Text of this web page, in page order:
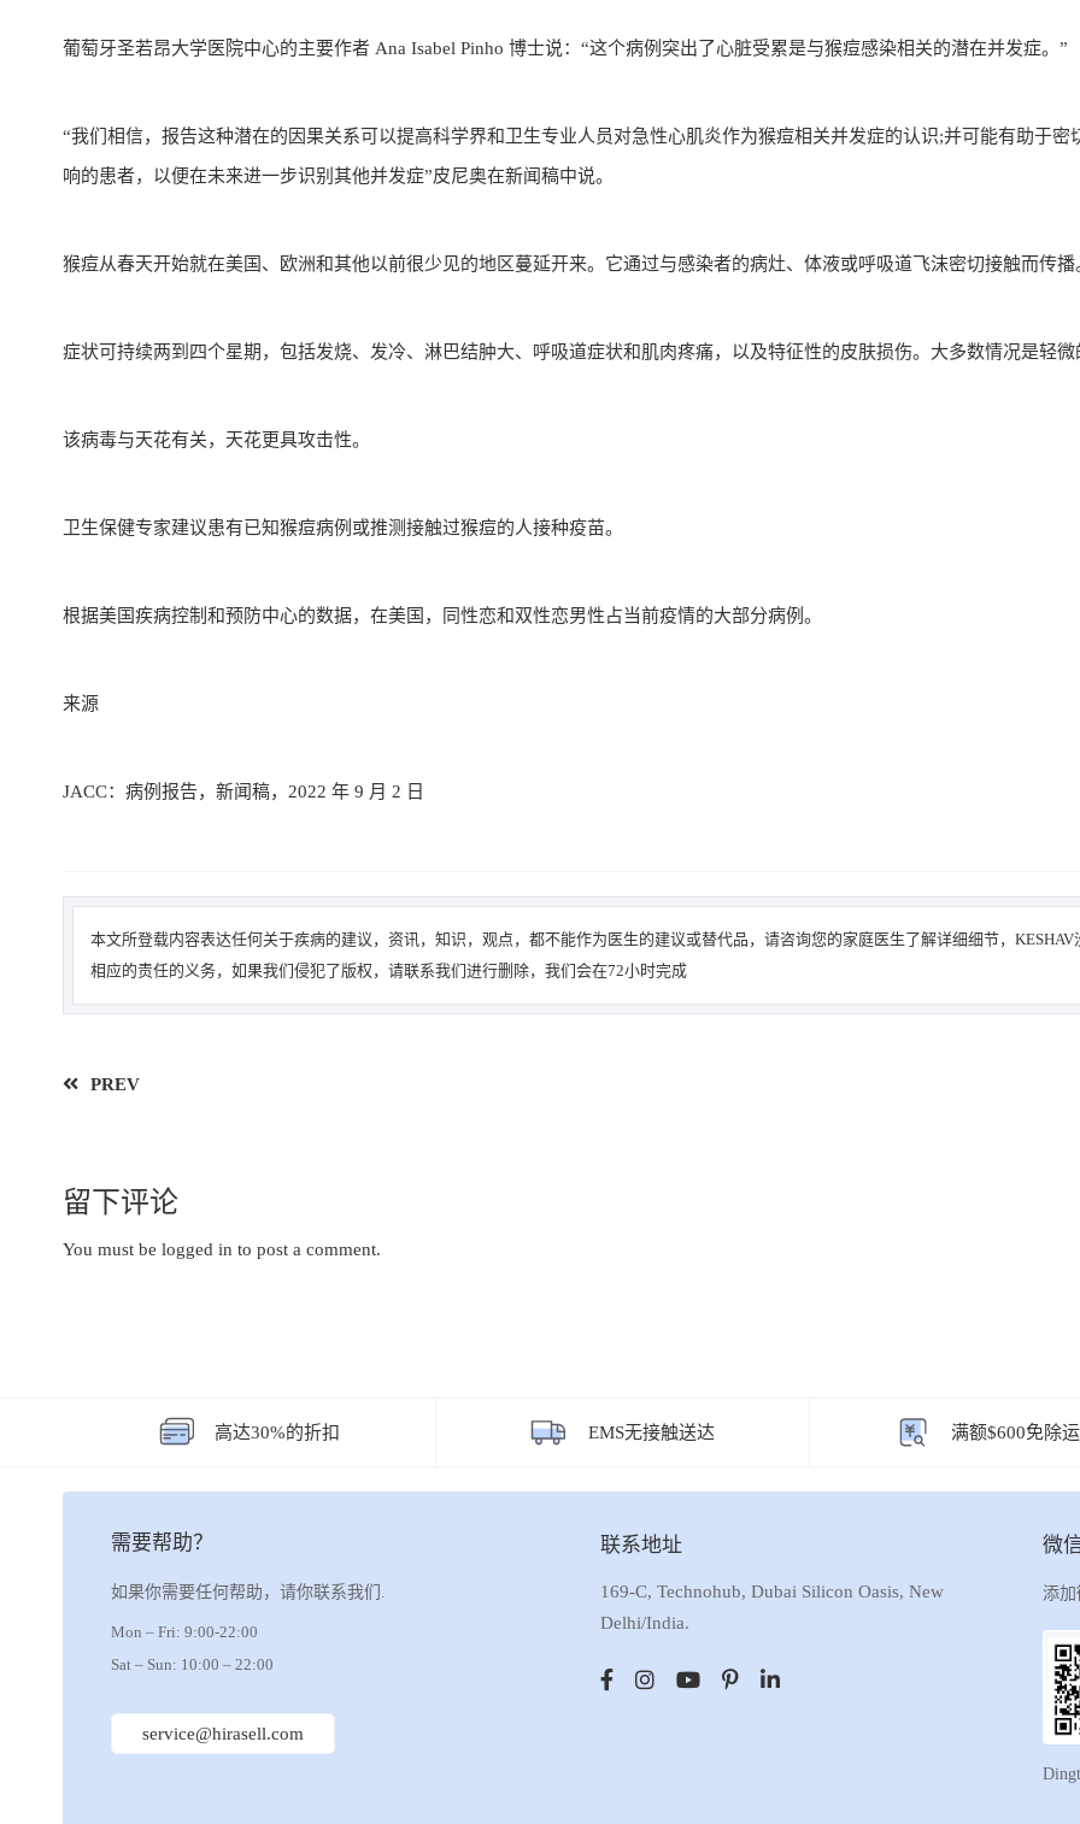
葡萄牙圣若昂大学医院中心的主要作者 Ana Isabel Pinho 博士说：“这个病例突出了心脏受累是与猴痘感染相关的潜在并发症。”
“我们相信，报告这种潜在的因果关系可以提高科学界和卫生专业人员对急性心肌炎作为猴痘相关并发症的认识;并可能有助于密
响的患者，以便在未来进一步识别其他并发症”皮尼奥在新闻稿中说。
猴痘从春天开始就在美国、欧洲和其他以前很少见的地区蔓延开来。它通过与感染者的病灶、体液或呼吸道飞沫密切接触而传播
症状可持续两到四个星期，包括发烧、发冷、淋巴结肿大、呼吸道症状和肌肉疼痛，以及特征性的皮肤损伤。大多数情况是轻微
该病毒与天花有关，天花更具攻击性。
卫生保健专家建议患有已知猴痘病例或推测接触过猴痘的人接种疫苗。
根据美国疾病控制和预防中心的数据，在美国，同性恋和双性恋男性占当前疫情的大部分病例。
来源
JACC：病例报告，新闻稿，2022 年 9 月 2 日
本文所登载内容表达任何关于疾病的建议，资讯，知识，观点，都不能作为医生的建议或替代品，请咨询您的家庭医生了解详细细节，KESHAV
相应的责任的义务，如果我们侵犯了版权，请联系我们进行删除，我们会在72小时完成
PREV
留下评论
You must be logged in to post a comment.
高达30%的折扣 EMS无接触送达 满额$600免除
需要帮助？
如果你需要任何帮助，请你联系我们.
Mon – Fri: 9:00-22:00
Sat – Sun: 10:00 – 22:00
service@hirasell.com
联系地址
169-C, Technohub, Dubai Silicon Oasis, New
Delhi/India.
微
添